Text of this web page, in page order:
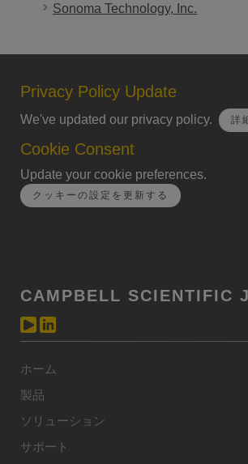
Sonoma Technology, Inc.
Privacy Policy Update
We've updated our privacy policy. 詳
Cookie Consent
Update your cookie preferences.
クッキーの設定を更新する
CAMPBELL SCIENTIFIC
ホーム
製品
ソリューション
サポート